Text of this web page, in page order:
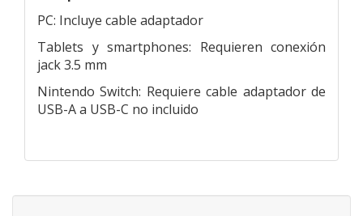
PC: Incluye cable adaptador
Tablets y smartphones: Requieren conexión
jack 3.5 mm
Nintendo Switch: Requiere cable adaptador de
USB-A a USB-C no incluido